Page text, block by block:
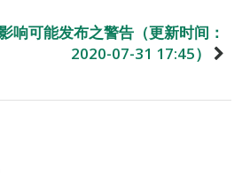
响可能发布之警告（更新时间：
2020-07-31 17:45）